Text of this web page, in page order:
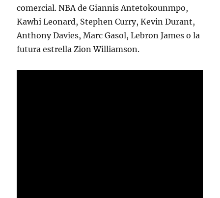
comercial. NBA de Giannis Antetokounmpo,
Kawhi Leonard, Stephen Curry, Kevin Durant,
Anthony Davies, Marc Gasol, Lebron James o la
futura estrella Zion Williamson.